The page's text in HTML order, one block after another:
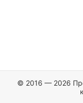
© 2016 — 2026